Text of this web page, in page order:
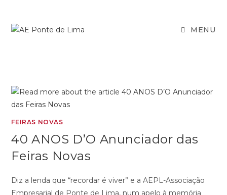
MENU
FEIRAS NOVAS
40 ANOS D’O Anunciador das
Feiras Novas
Diz a lenda que “recordar é viver” e a AEPL-Associação
Empresarial de Ponte de Lima, num apelo à memória